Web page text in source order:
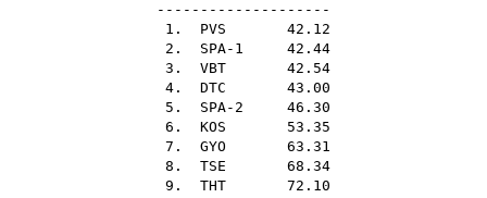
--------------------
1. PVS 42.12
2. SPA-1 42.44
3. VBT 42.54
4. DTC 43.00
5. SPA-2 46.30
6. KOS 53.35
7. GYO 63.31
8. TSE 68.34
9. THT 72.10